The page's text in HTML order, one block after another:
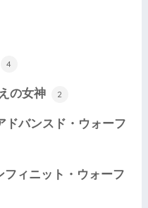
4
の女神 2
バンスド・ウォーフ
ィニット・ウォーフ